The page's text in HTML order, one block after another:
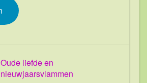
Oude liefde en
nieuwjaarsvlammen